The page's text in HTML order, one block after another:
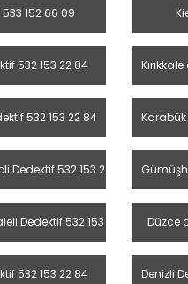
152 66 09
532 153 22 84
532 153 22 84 Karabük
532 153 22 84
Dedektif 532 153 22 84 Düzce
532 153 22 84 Denizli